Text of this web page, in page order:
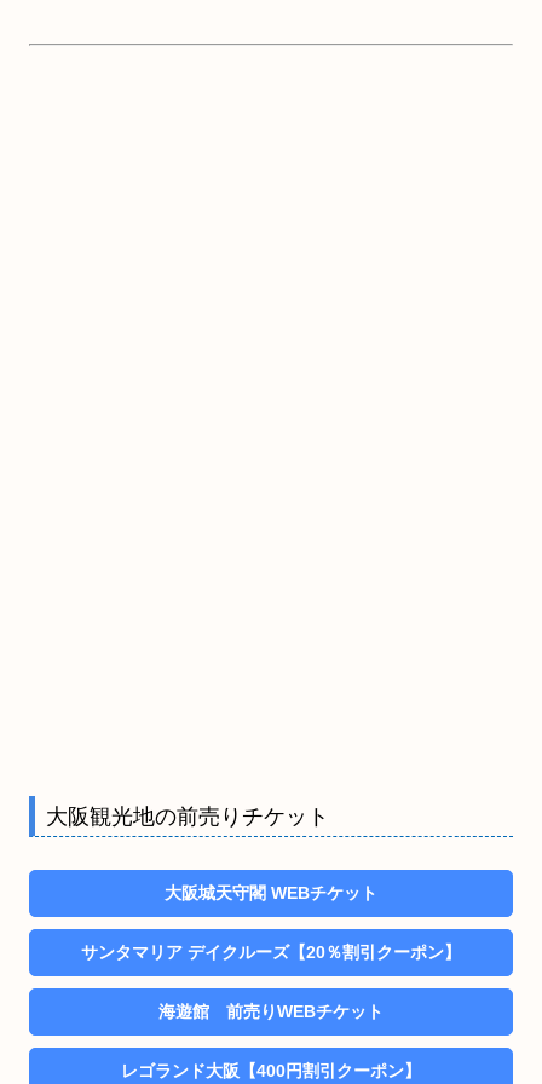
大阪観光地の前売りチケット
大阪城天守閣 WEBチケット
サンタマリア デイクルーズ【20％割引クーポン】
海遊館 前売りWEBチケット
レゴランド大阪【400円割引クーポン】